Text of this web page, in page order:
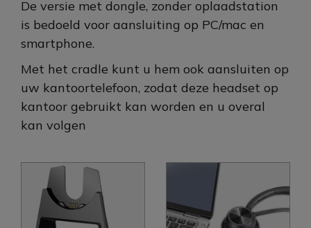
De versie met dongle, zonder oplaadstation
is bedoeld voor aansluiting op PC/mac en
smartphone.
Met het cradle kunt u hem ook aansluiten op
uw kantoortelefoon, zodat deze headset op
kantoor gebruikt kan worden en u overal
kan volgen